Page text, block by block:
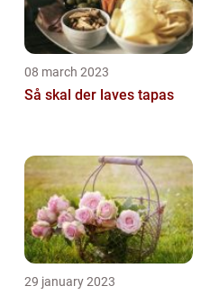
08 march 2023
Så skal der laves tapas
29 january 2023